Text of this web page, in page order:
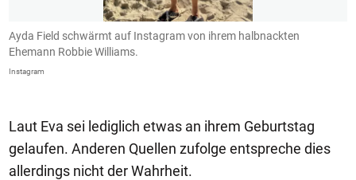
Ayda Field schwärmt auf Instagram von ihrem halbnackten
Ehemann Robbie Williams.
Instagram
Laut Eva sei lediglich etwas an ihrem Geburtstag
gelaufen. Anderen Quellen zufolge entspreche dies
allerdings nicht der Wahrheit.